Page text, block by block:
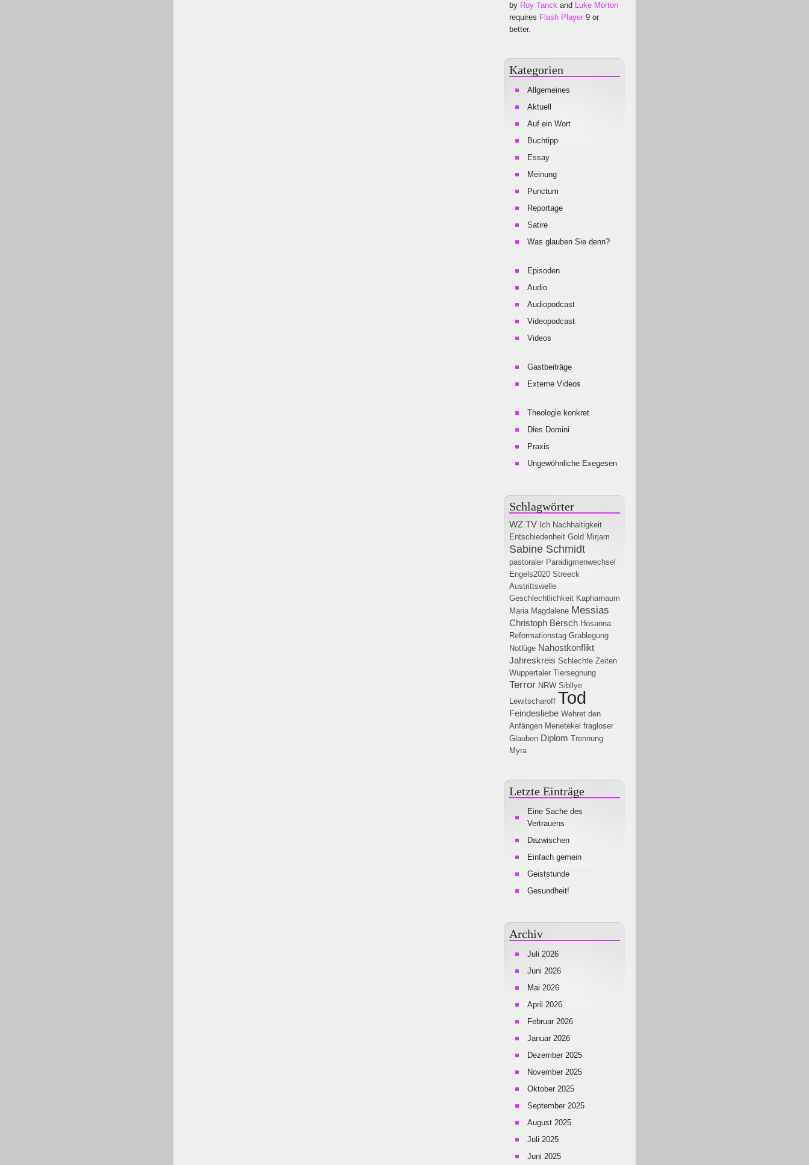
by Roy Tanck and Luke Morton
requires Flash Player 9 or
better.
Kategorien
Allgemeines
Aktuell
Auf ein Wort
Buchtipp
Essay
Meinung
Punctum
Reportage
Satire
Was glauben Sie denn?
Episoden
Audio
Audiopodcast
Videopodcast
Videos
Gastbeiträge
Externe Videos
Theologie konkret
Dies Domini
Praxis
Ungewöhnliche Exegesen
Schlagwörter
WZ TV Ich Nachhaltigkeit
Entschiedenheit Gold Mirjam
Sabine Schmidt
pastoraler Paradigmenwechsel
Engels2020 Streeck
Austrittswelle
Geschlechtlichkeit Kapharnaum
Maria Magdalene Messias
Christoph Bersch Hosanna
Reformationstag Grablegung
Notlüge Nahostkonflikt
Jahreskreis Schlechte Zeiten
Wuppertaler Tiersegnung
Terror NRW Sibllye
Lewitscharoff Tod
Feindesliebe Wehret den
Anfängen Menetekel fragloser
Glauben Diplom Trennung
Myra
Letzte Einträge
Eine Sache des
Vertrauens
Dazwischen
Einfach gemein
Geiststunde
Gesundheit!
Archiv
Juli 2026
Juni 2026
Mai 2026
April 2026
Februar 2026
Januar 2026
Dezember 2025
November 2025
Oktober 2025
September 2025
August 2025
Juli 2025
Juni 2025